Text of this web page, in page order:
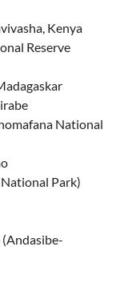
Kenya
Reserve
National
Park)